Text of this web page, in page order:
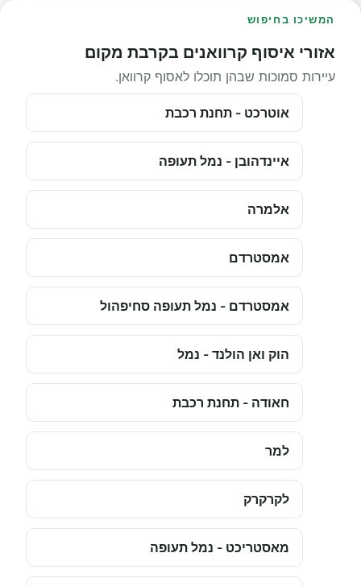
המשיכו בחיפוש
אזורי איסוף קרוואנים בקרבת מקום
עיירות סמוכות שבהן תוכלו לאסוף קרוואן.
אוטרכט - תחנת רכבת
איינדהובן - נמל תעופה
אלמרה
אמסטרדם
אמסטרדם - נמל תעופה סחיפהול
הוק ואן הולנד - נמל
חאודה - תחנת רכבת
למר
לקרקרק
מאסטריכט - נמל תעופה